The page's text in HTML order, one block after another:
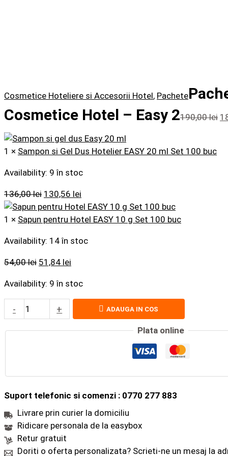
Cosmetice Hoteliere si Accesorii Hotel, Pachete
Cosmetice Hotel – Easy 2190,00lei
1 × Sampon si Gel Dus Hotelier EASY 20 ml Set 100 buc
Availability: 9 în stoc
136,00lei 130,56 lei
1 × Sapun pentru Hotel EASY 10 g Set 100 buc
Availability: 14 în stoc
54,00lei 51,84 lei
Availability: 9 în stoc
- + ADAUGA IN COS
Plata online
Suport telefonic si comenzi : 0770 277 883
Livrare prin curier la domiciliu
Ridicare personala de la easybox
Retur gratuit
Doriti o oferta personalizata? Scrieti-ne un mesaj la